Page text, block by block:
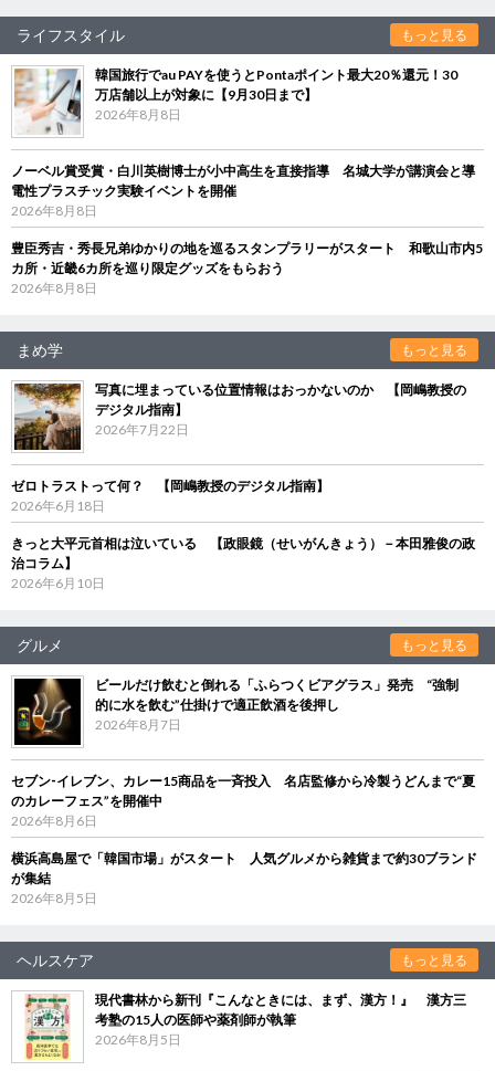
ライフスタイル もっと見る
韓国旅行でau PAYを使うとPontaポイント最大20％還元！30
万店舗以上が対象に【9月30日まで】
2026年8月8日
ノーベル賞受賞・白川英樹博士が小中高生を直接指導 名城大学が講演会と導
電性プラスチック実験イベントを開催
2026年8月8日
豊臣秀吉・秀長兄弟ゆかりの地を巡るスタンプラリーがスタート 和歌山市内5
カ所・近畿6カ所を巡り限定グッズをもらおう
2026年8月8日
まめ学 もっと見る
写真に埋まっている位置情報はおっかないのか 【岡嶋教授の
デジタル指南】
2026年7月22日
ゼロトラストって何？ 【岡嶋教授のデジタル指南】
2026年6月18日
きっと大平元首相は泣いている 【政眼鏡（せいがんきょう）－本田雅俊の政
治コラム】
2026年6月10日
グルメ もっと見る
ビールだけ飲むと倒れる「ふらつくビアグラス」発売 “強制
的に水を飲む”仕掛けで適正飲酒を後押し
2026年8月7日
セブン‐イレブン、カレー15商品を一斉投入 名店監修から冷製うどんまで“夏
のカレーフェス”を開催中
2026年8月6日
横浜高島屋で「韓国市場」がスタート 人気グルメから雑貨まで約30ブランド
が集結
2026年8月5日
ヘルスケア もっと見る
現代書林から新刊『こんなときには、まず、漢方！』 漢方三
考塾の15人の医師や薬剤師が執筆
2026年8月5日